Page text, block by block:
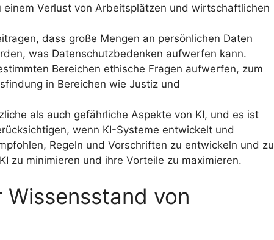
Verlust von Arbeitsplätzen und wirtschaftlichen
dass große Mengen an persönlichen Daten
was Datenschutzbedenken aufwerfen kann.
Bereichen ethische Fragen aufwerfen, zum
in Bereichen wie Justiz und
als auch gefährliche Aspekte von KI, und es ist
wenn KI-Systeme entwickelt und
Regeln und Vorschriften zu entwickeln und zu
zu minimieren und ihre Vorteile zu maximieren.
von